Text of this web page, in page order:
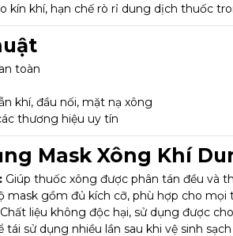
kín khí, hạn chế rò rỉ dung dịch thuốc
toàn
khí, đầu nối, mặt nạ xông
thương hiệu uy tín
Mask Xông Khí
Giúp thuốc xông được phân tán đều và
mask gồm đủ kích cỡ, phù hợp cho mọi
Chất liệu không độc hại, sử dụng được
tái sử dụng nhiều lần sau khi vệ sinh sạch